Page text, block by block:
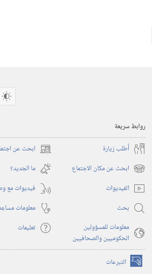
روابط سريعة
أُطلب زيارة
ابحث عن (يفتح
نافذة
جديدة)
ابحث عن مكان الاجتماع (يفتح
نافذة
جديدة)
ما الجديد؟‏
الفيديوات
فيديوات مع
بحث
معلومات
معلومات للمسؤولين
الحكوميين والصحافيين
تعليمات
التبرعات (يفتح